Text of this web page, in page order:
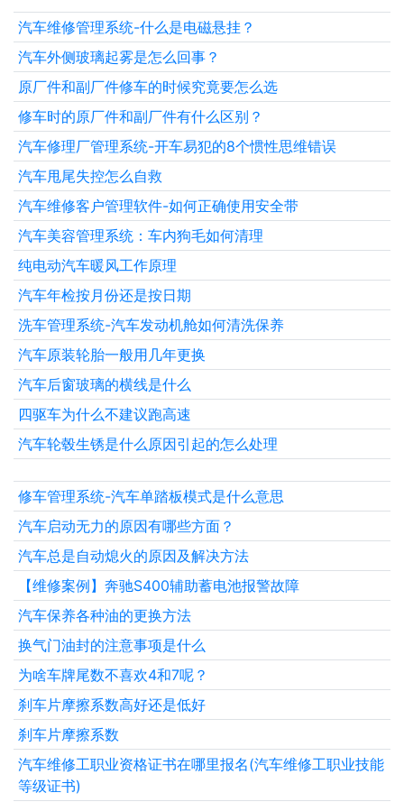
汽车维修管理系统-什么是电磁悬挂？
汽车外侧玻璃起雾是怎么回事？
原厂件和副厂件修车的时候究竟要怎么选
修车时的原厂件和副厂件有什么区别？
汽车修理厂管理系统-开车易犯的8个惯性思维错误
汽车甩尾失控怎么自救
汽车维修客户管理软件-如何正确使用安全带
汽车美容管理系统：车内狗毛如何清理
纯电动汽车暖风工作原理
汽车年检按月份还是按日期
洗车管理系统-汽车发动机舱如何清洗保养
汽车原装轮胎一般用几年更换
汽车后窗玻璃的横线是什么
四驱车为什么不建议跑高速
汽车轮毂生锈是什么原因引起的怎么处理
修车管理系统-汽车单踏板模式是什么意思
汽车启动无力的原因有哪些方面？
汽车总是自动熄火的原因及解决方法
【维修案例】奔驰S400辅助蓄电池报警故障
汽车保养各种油的更换方法
换气门油封的注意事项是什么
为啥车牌尾数不喜欢4和7呢？
刹车片摩擦系数高好还是低好
刹车片摩擦系数
汽车维修工职业资格证书在哪里报名(汽车维修工职业技能
等级证书)